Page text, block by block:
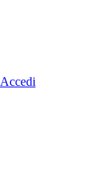
Accedi